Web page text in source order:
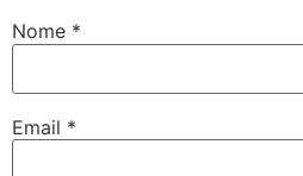
Nome *
Email *